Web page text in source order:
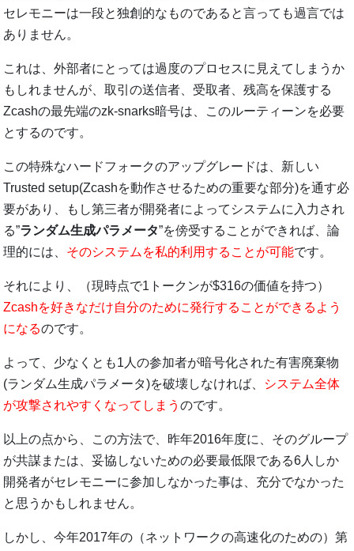
セレモニーは一段と独創的なものであると言っても過言では
ありません。
これは、外部者にとっては過度のプロセスに見えてしまうか
もしれませんが、取引の送信者、受取者、残高を保護する
Zcashの最先端のzk-snarks暗号は、このルーティーンを必要
とするのです。
この特殊なハードフォークのアップグレードは、新しい
Trusted setup(Zcashを動作させるための重要な部分)を通す必
要があり、もし第三者が開発者によってシステムに入力され
る”ランダム生成パラメータ”を傍受することができれば、論
理的には、 そのシステムを私的利用することが可能です。
それにより、（現時点で1トークンが$316の価値を持つ）
Zcashを好きなだけ自分のために発行することができるよう
になるのです。
よって、少なくとも1人の参加者が暗号化された有害廃棄物
(ランダム生成パラメータ)を破壊しなければ、 システム全体
が攻撃されやすくなってしまうのです。
以上の点から、この方法で、昨年2016年度に、そのグループ
が共謀または、妥協しないための必要最低限である6人しか
開発者がセレモニーに参加しなかった事は、充分でなかった
と思うかもしれません。
しかし、今年2017年の（ネットワークの高速化のための）第